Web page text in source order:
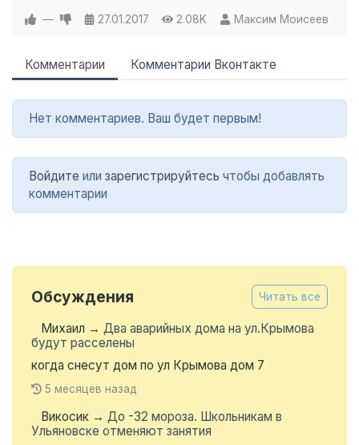
— 27.01.2017 2.08K Максим Моисеев
Комментарии Комментарии Вконтакте
Нет комментариев. Ваш будет первым!
Войдите или зарегистрируйтесь чтобы добавлять
комментарии
Обсуждения Читать все
Михаил → Два аварийных дома на ул.Крымова
будут расселены
когда снесут дом по ул Крымова дом 7
5 месяцев назад
Викосик → До -32 мороза. Школьникам в
Ульяновске отменяют занятия